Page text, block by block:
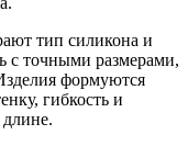
тип силикона и
с точными размерами,
формуются
гибкость и